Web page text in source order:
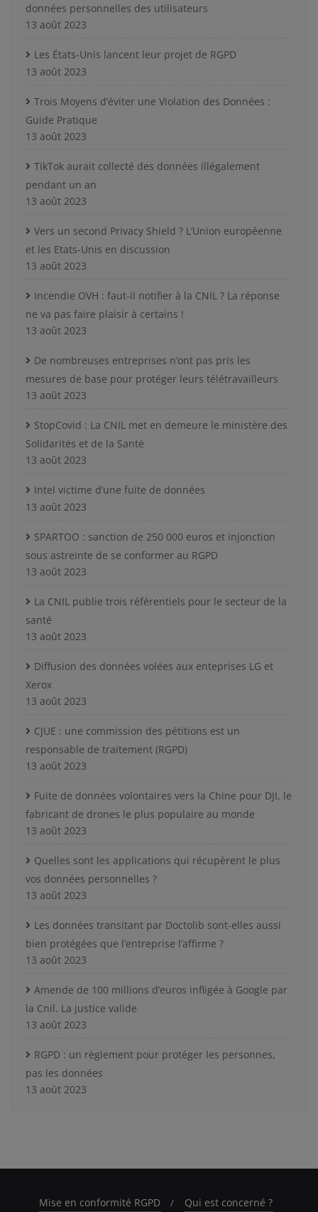
données personnelles des utilisateurs
13 août 2023
Les États-Unis lancent leur projet de RGPD
13 août 2023
Trois Moyens d’éviter une Violation des Données :
Guide Pratique
13 août 2023
TikTok aurait collecté des données illégalement
pendant un an
13 août 2023
Vers un second Privacy Shield ? L’Union européenne
et les Etats-Unis en discussion
13 août 2023
Incendie OVH : faut-il notifier à la CNIL ? La réponse
ne va pas faire plaisir à certains !
13 août 2023
De nombreuses entreprises n’ont pas pris les
mesures de base pour protéger leurs télétravailleurs
13 août 2023
StopCovid : La CNIL met en demeure le ministère des
Solidarités et de la Santé
13 août 2023
Intel victime d’une fuite de données
13 août 2023
SPARTOO : sanction de 250 000 euros et injonction
sous astreinte de se conformer au RGPD
13 août 2023
La CNIL publie trois référentiels pour le secteur de la
santé
13 août 2023
Diffusion des données volées aux enteprises LG et
Xerox
13 août 2023
CJUE : une commission des pétitions est un
responsable de traitement (RGPD)
13 août 2023
Fuite de données volontaires vers la Chine pour DJI, le
fabricant de drones le plus populaire au monde
13 août 2023
Quelles sont les applications qui récupèrent le plus
vos données personnelles ?
13 août 2023
Les données transitant par Doctolib sont-elles aussi
bien protégées que l’entreprise l’affirme ?
13 août 2023
Amende de 100 millions d’euros infligée à Google par
la Cnil. La justice valide
13 août 2023
RGPD : un règlement pour protéger les personnes,
pas les données
13 août 2023
Mise en conformité RGPD Qui est concerné ?